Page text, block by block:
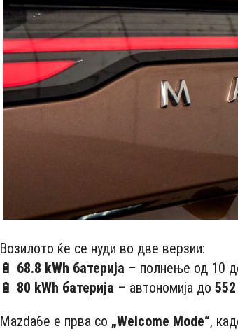
Возилото ќе се нуди во две верзии:
🔋 68.8 kWh батерија – полнење од 10
🔋 80 kWh батерија – автономија до
Mazda6e е прва со „Welcome Mode“,